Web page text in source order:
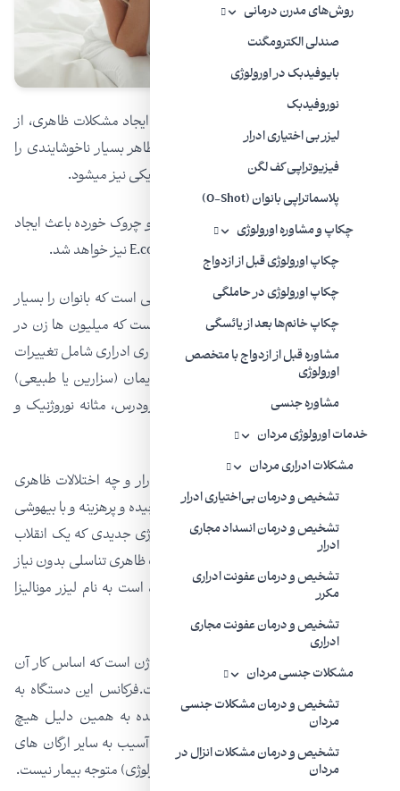
روش‌های مدرن درمانی
صندلی الکترومگنت
بایوفیدبک در اورولوژی
نوروفیدبک
لیزر بی‌ اختیاری ادرار
فیزیوتراپی کف لگن
پلاسماتراپی بانوان (O-Shot)
چکاپ و مشاوره اورولوژی
چکاپ اورولوژی قبل از ازدواج
چکاپ اورولوژی در حاملگی
چکاپ خانم‌ها بعد از یائسگی
مشاوره قبل از ازدواج با متخصص
اورولوژی
مشاوره جنسی
خدمات اورولوژی مردان
مشکلات ادراری مردان
تشخیص و درمان بی‌اختیاری ادرار
تشخیص و درمان انسداد مجاری
ادرار
تشخیص و درمان عفونت ادراری
مکرر
تشخیص و درمان عفونت مجاری
ادراری
مشکلات جنسی مردان
تشخیص و درمان مشکلات جنسی
مردان
تشخیص و درمان مشکلات انزال در
مردان
بزرگ شدن لابیا ماژور و لابیا مینور ،علاوه بر ایجاد مشکلات ظاهری، از
جمله تیرگی شدید لابی ها و کشاله ران که ظاهر بسیار ناخوشایندی را
ایجاد میکند،باعث درد و اختلال در هنگام نزدیکی نیز میشود.
علاوه برآن احتباس رطوبت در لابیاهای بزرگ و چروک خورده باعث ایجاد
عفونت های تکرار شوند میکروبی و قارچی وE.coli نیز خواهد شد.
بی اختیاری ادرار و نشت ادرار یکی از مسایلی است که بانوان را بسیار
مستاصل میکند.بی اختیاری ادراری مشکلیست که میلیون ها زن در
تمام سنین به آن مبتلا هستند.علل بی اختیاری ادراری شامل تغییرات
شدید وزن (افزایش یا کاهش) حاملگی و زایمان (سزارین یا طبیعی)
افزایش سن، یائسگی، شکم بزرگ، یائسگی زودرس، مثانه نوروژنیک و
غیره است.
برطرف کردن این عوارض چه بی اختیاری ادرار و چه اختلالات ظاهری
دستگاه تناسلی اغلب نیازمند جراحی های پیچیده و پرهزینه و با بیهوشی
و بستری در بیمارستان بود.ولی اخیرا تکنولوژی جدیدی که یک انقلاب
در درمان بی اختیاری های ادراری و تغییرات ظاهری تناسلی بدون نیاز
به جراحی و بیهوشی و بصورت سرپایی شده است به نام لیزر مونالیزا
وجود دارد.
لیزر مونالیزا یک روش موثر برای جوانسازی واژن است که اساس کار آن
گرمای حاصل از شکستن مولکول CO۲ است.فرکانس این دستگاه به
صورت ویژه برای دستگاه تناسلی طراحی شده به همین دلیل هیچ
عارضه ای نه از بابت نوع اشعه و نه از بابت آسیب به سایر ارگان های
مجاور (البته به شر انجام توسط متخصص اورولوژی) متوجه بیمار نیست.